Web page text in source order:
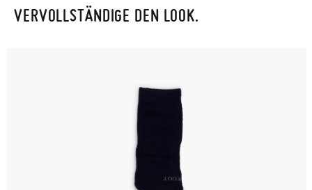
VERVOLLSTÄNDIGE DEN LOOK.